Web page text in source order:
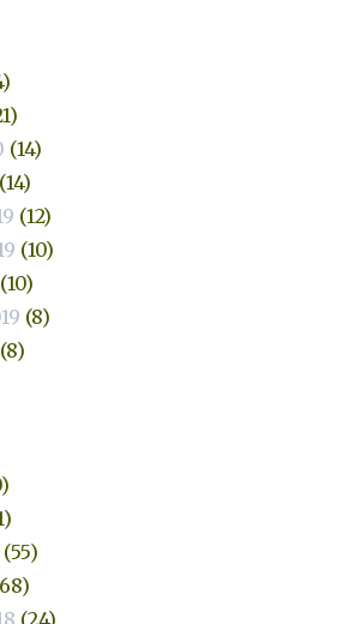
(14)
(14)
(12)
(10)
(10)
(8)
(8)
(55)
(24)